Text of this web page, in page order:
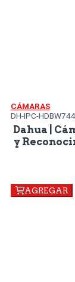
CÁMARAS
DH-IPC-
Dahua |
y
AGREGAR